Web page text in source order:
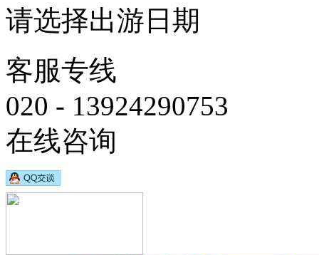
请选择出游日期
客服专线
020 - 13924290753
在线咨询